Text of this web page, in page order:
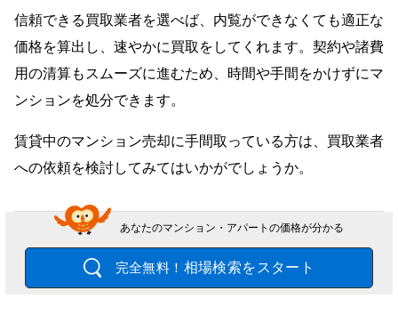
信頼できる買取業者を選べば、内覧ができなくても適正な
価格を算出し、速やかに買取をしてくれます。契約や諸費
用の清算もスムーズに進むため、時間や手間をかけずにマ
ンションを処分できます。
賃貸中のマンション売却に手間取っている方は、買取業者
への依頼を検討してみてはいかがでしょうか。
あなたのマンション・アパートの価格が分かる
完全無料！ 相場検索をスタート